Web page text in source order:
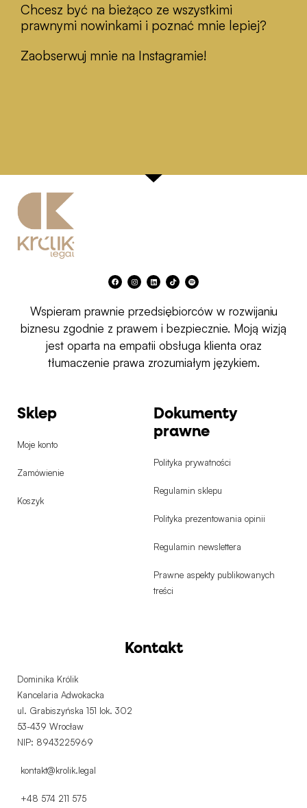
Chcesz być na bieżąco ze wszystkimi
prawnymi nowinkami i poznać mnie lepiej?
Zaobserwuj mnie na Instagramie!
F
a
c
o
o
I
n
s
g
r
m
L
i
n
d
i
T
i
k
k
S
p
o
f
y
Wspieram prawnie przedsiębiorców w rozwijaniu
biznesu zgodnie z prawem i bezpiecznie. Moją wizją
jest oparta na empatii obsługa klienta oraz
tłumaczenie prawa zrozumiałym językiem.
Sklep
Moje konto
Zamówienie
Koszyk
Dokumenty
prawne
Polityka prywatności
Regulamin sklepu
Polityka prezentowania opinii
Regulamin newslettera
Prawne aspekty publikowanych
treści
Kontakt
Dominika Królik
Kancelaria Adwokacka
ul. Grabiszyńska 151 lok. 302
53-439 Wrocław
NIP: 8943225969
kontakt@krolik.legal
+48 574 211 575